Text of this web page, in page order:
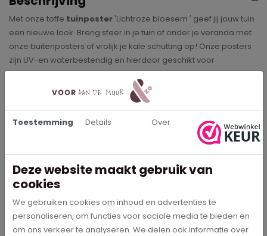
Met onze toffe tuinposter 'Lichtroze bloesem ' geef jij jouw tuin
een nieuwe look. Breng sfeer in je tuin of onder je veranda met
onze buitenposters of vrolijk je kale schutting op! Onze posters
zijn UV-en waterbestendig en hierdoor geschikt voor
buitengebruik het hele jaar door.
Buitenposters
waardoor de prints op de poster heel duidelijk en mooi bedrukt
kunnen worden. De posters kun je heel eenvoudig bevestigen
aan je schutting of balkon met behulp van de ringen die in de
print zitten. Bij het formaat 80x120 en 100x150 zitten de ringen om
de 30cm en bij de overige formaten zit in elke hoek een ring.
De verzendkosten van onze prints zijn gratis en op werkdagen
voor 18.00 uur besteld, is morgen in huis!
Toestemming Details Over
Deze website maakt gebruik van
cookies
We gebruiken cookies om inhoud en advertenties te
personaliseren, om functies voor sociale media te bieden en
om ons verkeer te analyseren. We delen ook informatie over